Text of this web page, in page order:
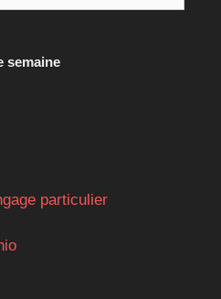
semaine
particulier